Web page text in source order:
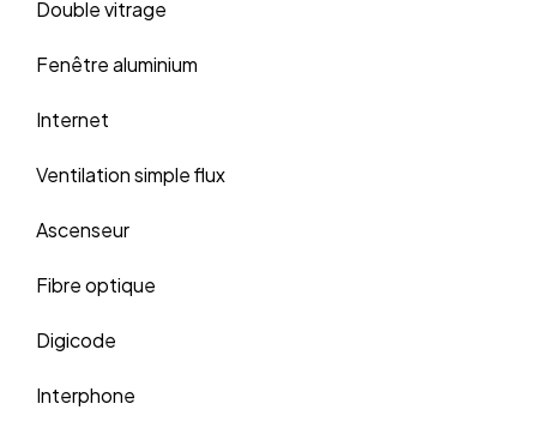
Double vitrage
Fenêtre aluminium
Internet
Ventilation simple flux
Ascenseur
Fibre optique
Digicode
Interphone